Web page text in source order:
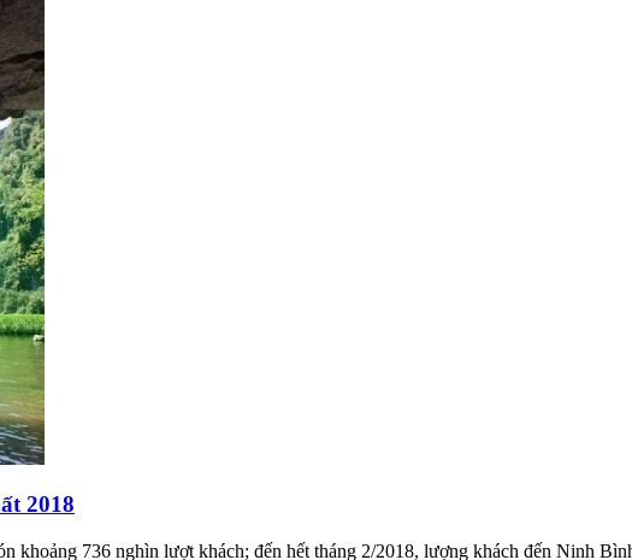
2018
736 nghìn lượt khách; đến hết tháng 2/2018, lượng khách đến Ninh